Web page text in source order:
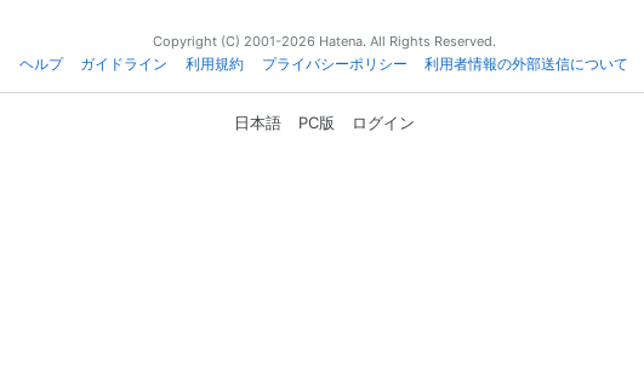
Copyright (C) 2001-2026 Hatena. All Rights Reserved.
ヘルプ
ガイドライン 利用規約 プライバシーポリシー 利用者情報の外部送信について
日本語 PC版 ログイン